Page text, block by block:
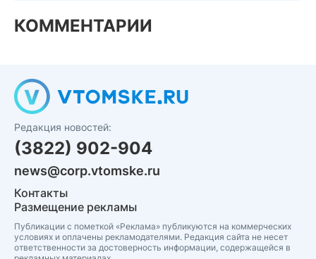
КОММЕНТАРИИ
Редакция новостей:
(3822) 902-904
news@corp.vtomske.ru
Контакты
Размещение рекламы
Публикации с пометкой «Реклама» публикуются на коммерческих
условиях и оплачены рекламодателями. Редакция сайта не несет
ответственности за достоверность информации, содержащейся в